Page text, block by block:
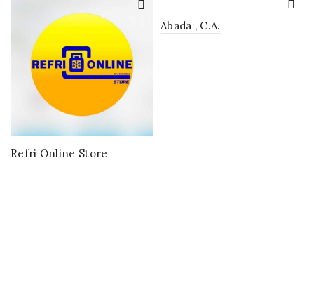
Refri Online Store
Abada , C.A.